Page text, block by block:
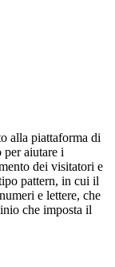
alla piattaforma di
aiutare i
dei visitatori e
pattern, in cui il
e lettere, che
che imposta il